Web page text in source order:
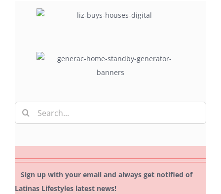
Search
for:
Sign up with your email and always get notified of
Latinas Lifestyles latest news!